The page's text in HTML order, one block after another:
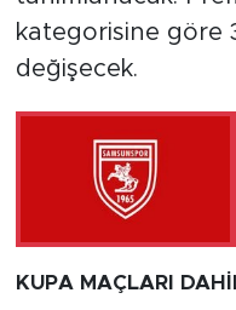
kategorisine göre
değişecek.
KUPA MAÇLARI